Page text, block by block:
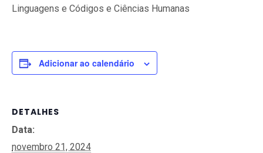
Linguagens e Códigos e Ciências Humanas
Adicionar ao calendário
DETALHES
Data:
novembro 21, 2024